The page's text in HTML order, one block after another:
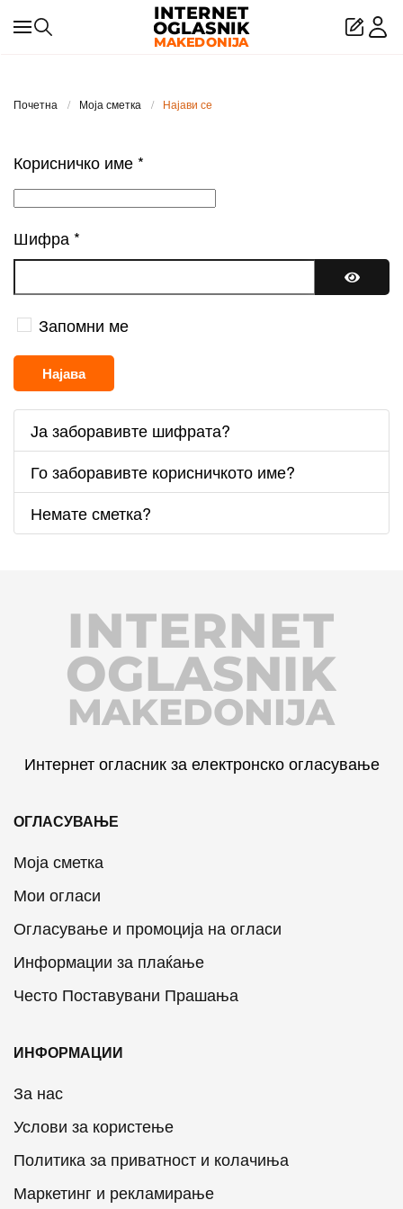
Skip to main content
Почетна Моја сметка Најави се
Корисничко име *
Шифра *
Запомни ме
Најава
Ја заборавивте шифрата?
Го заборавивте корисничкото име?
Немате сметка?
INTERNET
MAKEDONIJA
OGLASNIK
Интернет огласник за електронско огласување
ОГЛАСУВАЊЕ
Моја сметка
Мои огласи
Огласување и промоција на огласи
Информации за плаќање
Често Поставувани Прашања
ИНФОРМАЦИИ
За нас
Услови за користење
Политика за приватност и колачиња
Маркетинг и рекламирање